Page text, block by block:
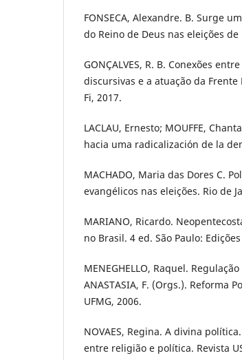
FONSECA, Alexandre. B. Surge
do Reino de Deus nas eleições
GONÇALVES, R. B. Conexões
discursivas e a atuação da
Fi, 2017.
LACLAU, Ernesto; MOUFFE,
hacia uma radicalización de la
MACHADO, Maria das Dores C.
evangélicos nas eleições. Rio de
MARIANO, Ricardo.
no Brasil. 4 ed. São Paulo:
MENEGHELLO, Raquel.
ANASTASIA, F. (Orgs.). Reforma
UFMG, 2006.
NOVAES, Regina. A divina
entre religião e política. Revista